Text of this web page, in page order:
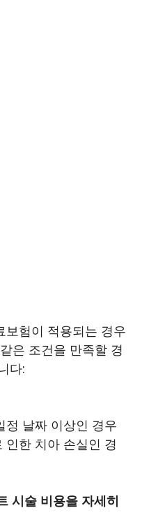
보험이 적용되는 경우
은 조건을 만족할 경
다:
정 날짜 이상인 경우
인한 치아 손실인 경
시술 비용을 자세히